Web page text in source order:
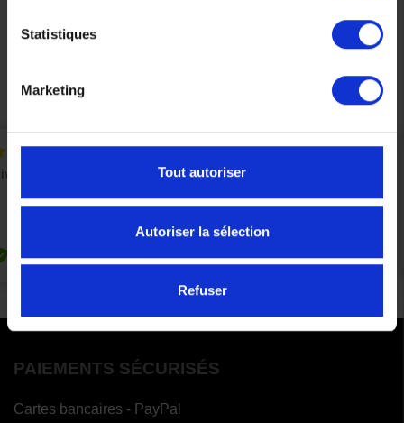
Statistiques
Marketing
Tout autoriser
Autoriser la sélection
Refuser
PAIEMENTS SÉCURISÉS
Cartes bancaires - PayPal